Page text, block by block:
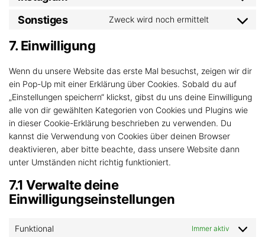
Sonstiges Zweck wird noch ermittelt
7. Einwilligung
Wenn du unsere Website das erste Mal besuchst, zeigen wir dir
ein Pop-Up mit einer Erklärung über Cookies. Sobald du auf
„Einstellungen speichern“ klickst, gibst du uns deine Einwilligung
alle von dir gewählten Kategorien von Cookies und Plugins wie
in dieser Cookie-Erklärung beschrieben zu verwenden. Du
kannst die Verwendung von Cookies über deinen Browser
deaktivieren, aber bitte beachte, dass unsere Website dann
unter Umständen nicht richtig funktioniert.
7.1 Verwalte deine
Einwilligungseinstellungen
Funktional Immer aktiv